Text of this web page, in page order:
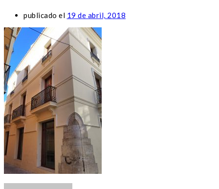
publicado el 19 de abril, 2018